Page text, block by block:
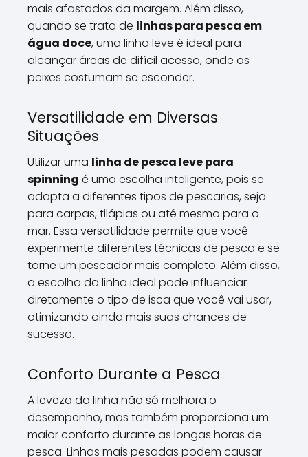
mais afastados da margem. Além disso,
quando se trata de linhas para pesca em
água doce, uma linha leve é ideal para
alcançar áreas de difícil acesso, onde os
peixes costumam se esconder.
Versatilidade em Diversas
Situações
Utilizar uma linha de pesca leve para
spinning é uma escolha inteligente, pois se
adapta a diferentes tipos de pescarias, seja
para carpas, tilápias ou até mesmo para o
mar. Essa versatilidade permite que você
experimente diferentes técnicas de pesca e se
torne um pescador mais completo. Além disso,
a escolha da linha ideal pode influenciar
diretamente o tipo de isca que você vai usar,
otimizando ainda mais suas chances de
sucesso.
Conforto Durante a Pesca
A leveza da linha não só melhora o
desempenho, mas também proporciona um
maior conforto durante as longas horas de
pesca. Linhas mais pesadas podem causar